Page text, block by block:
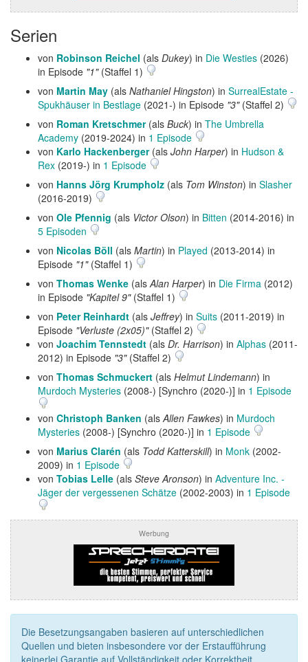
Serien
von Robinson Reichel (als Dukey) in Die Westies (2026)
in Episode "1"(Staffel 1)
von Martin May (als Nathaniel Hingston) in SurrealEstate -
Spukhäuser in Bestlage (2021-) in Episode "3"(Staffel 2)
von Roman Kretschmer(als Buck) in The Umbrella
Academy (2019-2024) in 1 Episode
von Karlo Hackenberger(als John Harper) in Hudson &
Rex (2019-) in 1 Episode
von Hanns Jörg Krumpholz (als Tom Winston) in Slasher
(2016-2019)
von Ole Pfennig (als Victor Olson) in Bitten (2014-2016) in
5 Episoden
von Nicolas Böll (als Martin) in Played (2013-2014) in
Episode "1"(Staffel 1)
von Thomas Wenke (alsAlan Harper) in Die Firma (2012)
in Episode "Kapitel 9"(Staffel 1)
von Peter Reinhardt (als Jeffrey) in Suits (2011-2019) in
Episode "Verluste (2x05)"(Staffel 2)
von Joachim Tennstedt (als Dr. Harrison) in Alphas (2011-
2012) in Episode "3"(Staffel 2)
von Thomas Schmuckert (als Helmut Lindemann) in
Murdoch Mysteries (2008-) [Synchro (2020-)] in 1 Episode
von Christoph Banken (alsAllen Fawkes) in Murdoch
Mysteries (2008-) [Synchro (2020-)] in 1 Episode
von Marius Clarén (als Todd Katterskill) in Monk (2002-
2009) in 1 Episode
von Tobias Lelle (als Steve Aronson) in Adventure Inc. -
Jäger der vergessenen Schätze (2002-2003) in 1 Episode
Werbung
Die Besetzungsangaben basieren auf unterschiedlichen
Quellen und bieten insbesondere vor der Erstaufführung
keinerlei Garantie auf Vollständigkeit oder Korrektheit.